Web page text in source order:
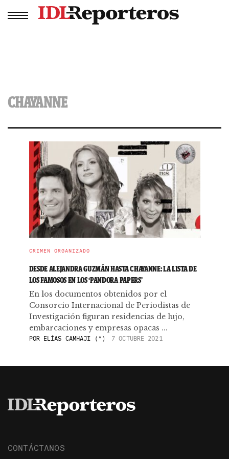
CHAYANNE
CRIMEN ORGANIZADO
DESDE ALEJANDRA GUZMÁN HASTA CHAYANNE: LA LISTA DE
LOS FAMOSOS EN LOS ‘PANDORA PAPERS’
En los documentos obtenidos por el
Consorcio Internacional de Periodistas de
Investigación figuran residencias de lujo,
embarcaciones y empresas opacas ...
PORELÍAS CAMHAJI (*) 7 OCTUBRE 2021
CONTÁCTANOS